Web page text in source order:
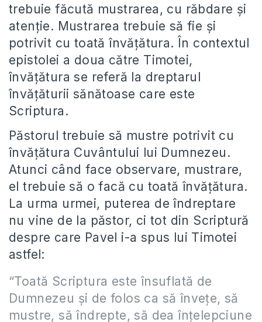
trebuie făcută mustrarea, cu răbdare și
atenție. Mustrarea trebuie să fie și
potrivit cu toată învățătura. În contextul
epistolei a doua către Timotei,
învățătura se referă la dreptarul
învățăturii sănătoase care este
Scriptura.
Păstorul trebuie să mustre potrivit cu
învățătura Cuvântului lui Dumnezeu.
Atunci când face observare, mustrare,
el trebuie să o facă cu toată învățătura.
La urma urmei, puterea de îndreptare
nu vine de la păstor, ci tot din Scriptură
despre care Pavel i-a spus lui Timotei
astfel:
“Toată Scriptura este însuflată de
Dumnezeu și de folos ca să învețe, să
mustre, să îndrepte, să dea înțelepciune